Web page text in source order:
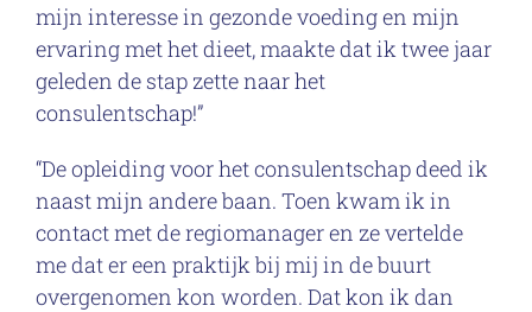
mijn interesse in gezonde voeding en mijn
ervaring met het dieet, maakte dat ik twee jaar
geleden de stap zette naar het
consulentschap!”
“De opleiding voor het consulentschap deed ik
naast mijn andere baan. Toen kwam ik in
contact met de regiomanager en ze vertelde
me dat er een praktijk bij mij in de buurt
overgenomen kon worden. Dat kon ik dan